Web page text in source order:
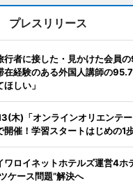
プレスリリース
行者に接した・見かけた会員
在経験のある外国人講師の
しい」
木)「オンラインオリエンテ
催！学習スタートはじめの1
ワロイネットホテルズ運営4ホ
ケース問題”解決へ